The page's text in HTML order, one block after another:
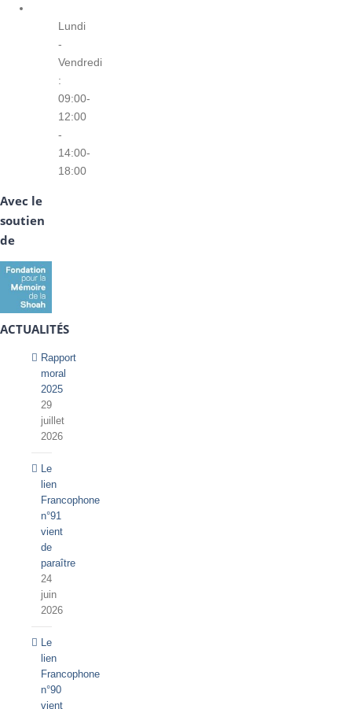
Lundi
-
Vendredi
:
09:00-
12:00
-
14:00-
18:00
Avec le
soutien
de
ACTUALITÉS
Rapport
moral
2025
29
juillet
2026
Le
lien
Francophone
n°91
vient
de
paraître
24
juin
2026
Le
lien
Francophone
n°90
vient